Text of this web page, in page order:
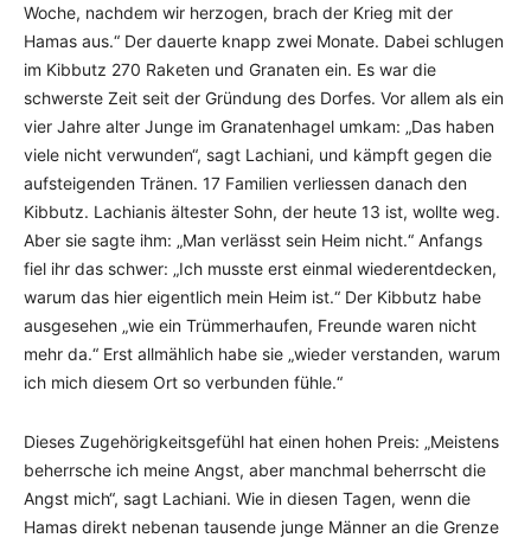
Woche, nachdem wir herzogen, brach der Krieg mit der
Hamas aus.“ Der dauerte knapp zwei Monate. Dabei schlugen
im Kibbutz 270 Raketen und Granaten ein. Es war die
schwerste Zeit seit der Gründung des Dorfes. Vor allem als ein
vier Jahre alter Junge im Granatenhagel umkam: „Das haben
viele nicht verwunden“, sagt Lachiani, und kämpft gegen die
aufsteigenden Tränen. 17 Familien verliessen danach den
Kibbutz. Lachianis ältester Sohn, der heute 13 ist, wollte weg.
Aber sie sagte ihm: „Man verlässt sein Heim nicht.“ Anfangs
fiel ihr das schwer: „Ich musste erst einmal wiederentdecken,
warum das hier eigentlich mein Heim ist.“ Der Kibbutz habe
ausgesehen „wie ein Trümmerhaufen, Freunde waren nicht
mehr da.“ Erst allmählich habe sie „wieder verstanden, warum
ich mich diesem Ort so verbunden fühle.“
Dieses Zugehörigkeitsgefühl hat einen hohen Preis: „Meistens
beherrsche ich meine Angst, aber manchmal beherrscht die
Angst mich“, sagt Lachiani. Wie in diesen Tagen, wenn die
Hamas direkt nebenan tausende junge Männer an die Grenze